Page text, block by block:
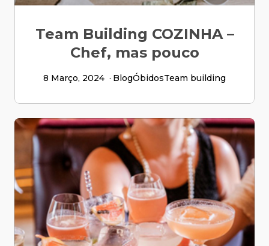
Team Building COZINHA –
Chef, mas pouco
8 Março, 2024 BlogÓbidosTeam building